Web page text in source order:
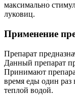
максимально
луковиц.
Применение
Препарат
Данный препарат
Принимают
время еды один раз
теплой водой.